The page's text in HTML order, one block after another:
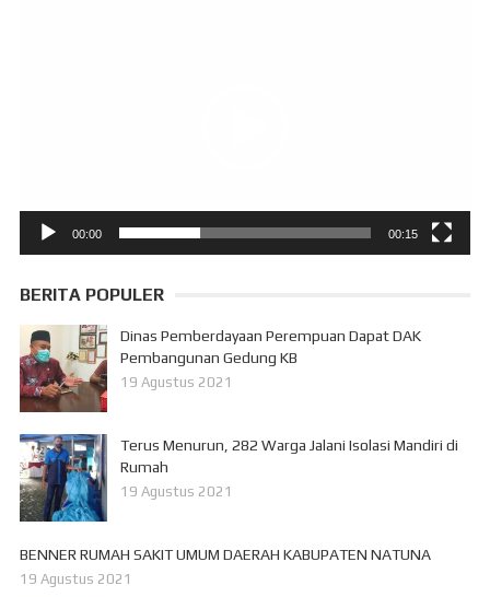
00:00 00:15
BERITA POPULER
Dinas Pemberdayaan Perempuan Dapat DAK
Pembangunan Gedung KB
19 Agustus 2021
Terus Menurun, 282 Warga Jalani Isolasi Mandiri di
Rumah
19 Agustus 2021
BENNER RUMAH SAKIT UMUM DAERAH KABUPATEN NATUNA
19 Agustus 2021